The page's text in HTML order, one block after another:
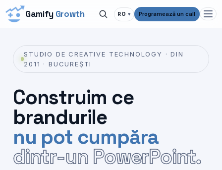
Gamify Growth RO ▾ Programează un call
STUDIO DE CREATIVE TECHNOLOGY · DIN
2011 · BUCUREȘTI
Construim ce
brandurile
nu pot cumpăra
dintr-un PowerPoint.